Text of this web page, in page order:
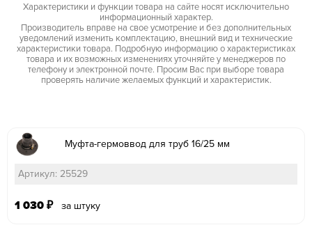
Характеристики и функции товара на сайте носят исключительно
информационный характер.
Производитель вправе на свое усмотрение и без дополнительных
уведомлений изменить комплектацию, внешний вид и технические
характеристики товара. Подробную информацию о характеристиках
товара и их возможных изменениях уточняйте у менеджеров по
телефону и электронной почте. Просим Вас при выборе товара
проверять наличие желаемых функций и характеристик.
Муфта-гермоввод для труб 16/25 мм
Артикул: 25529
1 030 ₽ за штуку